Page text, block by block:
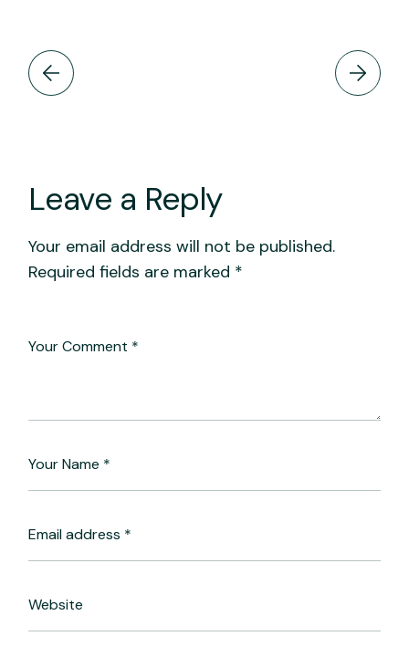
Leave a Reply
Your email address will not be published.
Required fields are marked *